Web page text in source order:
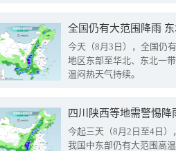
全国仍有大范围降雨
今天（8月3日），全国仍
地区东部至华北、东北一
温闷热天气持续。
今起三天（8月2日至4日
我国中东部仍有大范围高